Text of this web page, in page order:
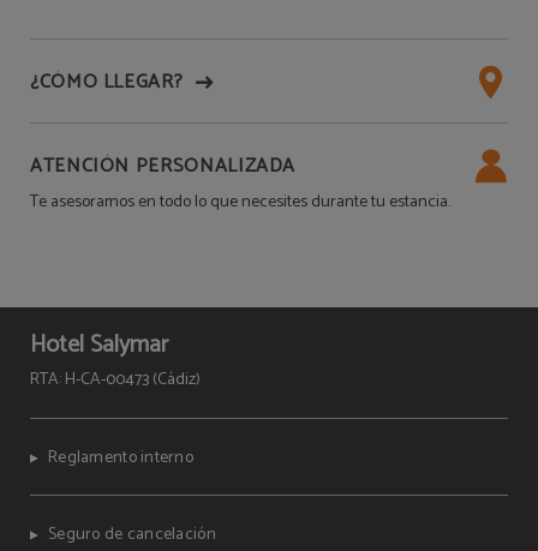
¿CÓMO LLEGAR?
ATENCIÓN PERSONALIZADA
Te asesoramos en todo lo que necesites durante tu estancia.
Hotel Salymar
RTA: H-CA-00473 (Cádiz)
Reglamento interno
Seguro de cancelación